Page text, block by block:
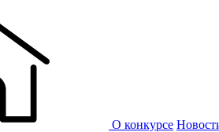
О конкурсе